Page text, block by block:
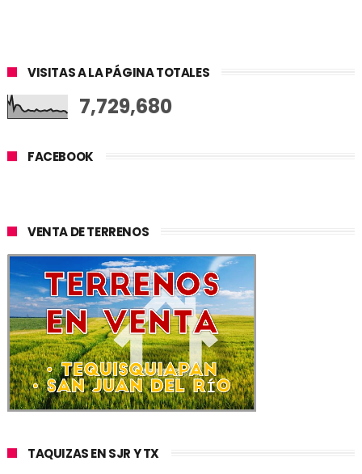
VISITAS A LA PÁGINA TOTALES
7,729,680
FACEBOOK
VENTA DE TERRENOS
TAQUIZAS EN SJR Y TX